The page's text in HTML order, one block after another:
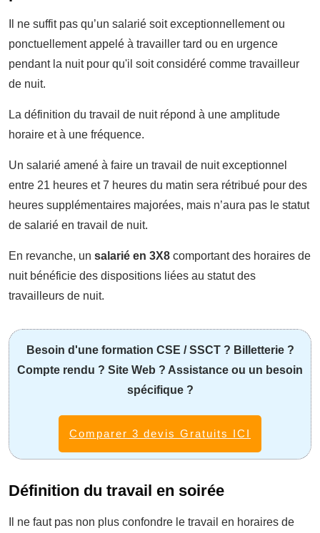
Il ne suffit pas qu’un salarié soit exceptionnellement ou
ponctuellement appelé à travailler tard ou en urgence
pendant la nuit pour qu'il soit considéré comme travailleur
de nuit.
La définition du travail de nuit répond à une amplitude
horaire et à une fréquence.
Un salarié amené à faire un travail de nuit exceptionnel
entre 21 heures et 7 heures du matin sera rétribué pour des
heures supplémentaires majorées, mais n’aura pas le statut
de salarié en travail de nuit.
En revanche, un salarié en 3X8 comportant des horaires de
nuit bénéficie des dispositions liées au statut des
travailleurs de nuit.
Besoin d'une formation CSE / SSCT ? Billetterie ?
Compte rendu ? Site Web ? Assistance ou un besoin
spécifique ?
Comparer 3 devis Gratuits ICI
Définition du travail en soirée
Il ne faut pas non plus confondre le travail en horaires de